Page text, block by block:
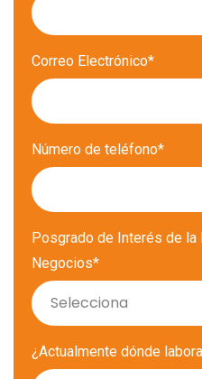
Correo Electrónico*
Número de teléfono*
Posgrado de Interés de la
Negocios*
¿Actualmente dónde